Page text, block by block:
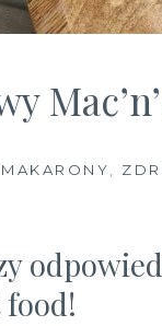
MAKARONY